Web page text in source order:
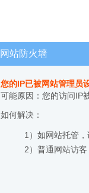
网站防火墙
您的IP已被网站管理员
可能原因：您的访问IP
如何解决：
1）如网站托管，
2）普通网站访